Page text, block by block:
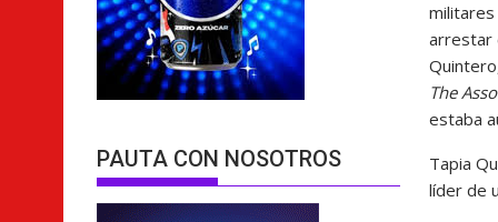
militares
arrestar
The
estaba
Tapia
líder de
PAUTA CON NOSOTROS